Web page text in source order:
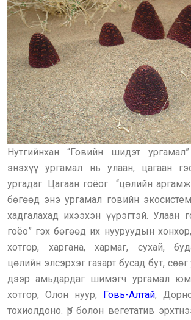
Нутгийнхан “Говийн шидэт
энэхүү ургамал нь улаан, цагаан
ургадаг. Цагаан гоёог “цөлийн
бөгөөд энэ ургамал говийн
хадгалахад ихээхэн үүрэгтэй. Улаан
гоёо” гэх бөгөөд их нууруудын
хотгор, харгана, хармаг, сухай,
цөлийн элсэрхэг газарт бусад бут,
дээр амьдардаг шимэгч ургамал
хотгор, Олон нуур, Говь-Алтай,
тохиолдоно. Үр болон вегетатив